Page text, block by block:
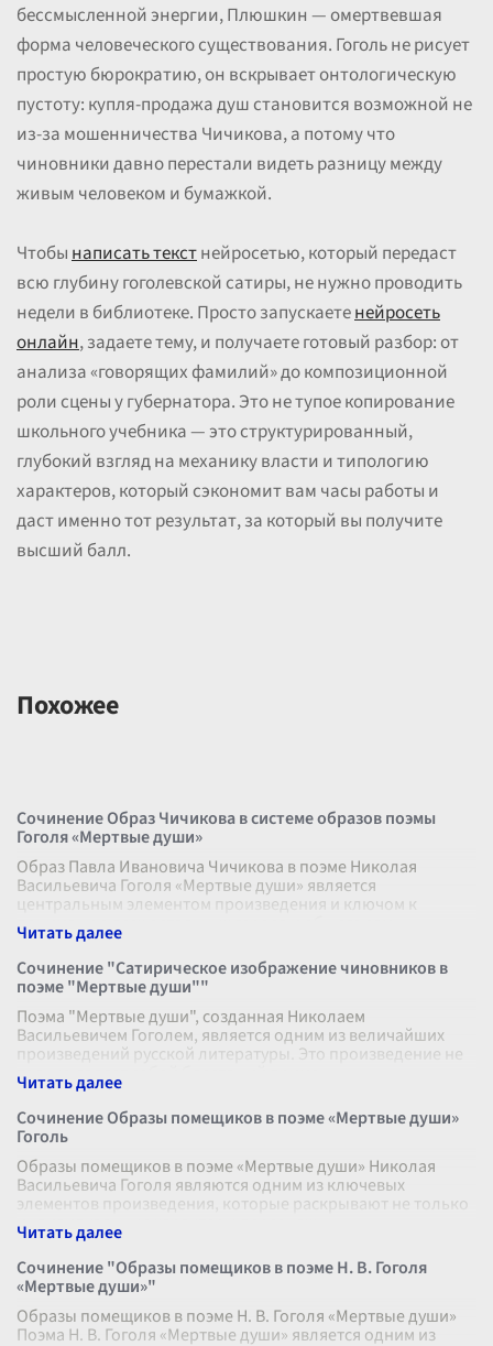
бессмысленной энергии, Плюшкин — омертвевшая
форма человеческого существования. Гоголь не рисует
простую бюрократию, он вскрывает онтологическую
пустоту: купля-продажа душ становится возможной не
из-за мошенничества Чичикова, а потому что
чиновники давно перестали видеть разницу между
живым человеком и бумажкой.
Чтобынаписать текстнейросетью, который передаст
всю глубину гоголевской сатиры, не нужно проводить
недели в библиотеке. Просто запускаетенейросеть
онлайн, задаете тему, и получаете готовый разбор: от
анализа «говорящих фамилий» до композиционной
роли сцены у губернатора. Это не тупое копирование
школьного учебника — это структурированный,
глубокий взгляд на механику власти и типологию
характеров, который сэкономит вам часы работы и
даст именно тот результат, за который вы получите
высший балл.
Похожее
Сочинение Образ Чичикова в системе образов поэмы
Гоголя «Мертвые души»
Образ Павла Ивановича Чичикова в поэме Николая
Васильевича Гоголя «Мертвые души» является
центральным элементом произведения и ключом к
пониманию всех остальных героев и общего зам
Сочинение "Сатирическое изображение чиновников в
поэме "Мертвые души""
Поэма "Мертвые души", созданная Николаем
Васильевичем Гоголем, является одним из величайших
произведений русской литературы. Это произведение не
только являет собой блестящий приме
Сочинение Образы помещиков в поэме «Мертвые души»
Гоголь
Образы помещиков в поэме «Мертвые души» Николая
Васильевича Гоголя являются одним из ключевых
элементов произведения, которые раскрывают не только
индивидуальные характеры персонаж
Сочинение "Образы помещиков в поэме Н. В. Гоголя
«Мертвые души»"
Образы помещиков в поэме Н. В. Гоголя «Мертвые души»
Поэма Н. В. Гоголя «Мертвые души» является одним из